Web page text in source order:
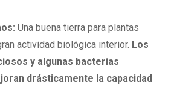
Una buena tierra para plantas
actividad biológica interior. Los
y algunas bacterias
drásticamente la capacidad